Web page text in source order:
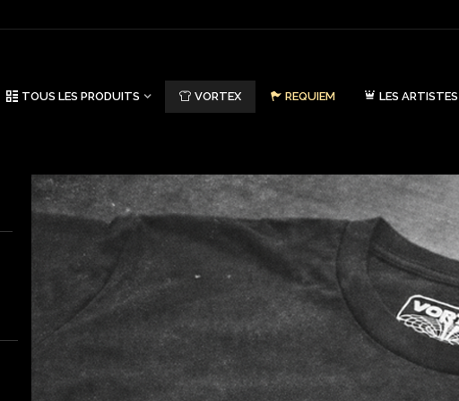
TOUS LES PRODUITS VORTEX REQUIEM LES ARTISTES